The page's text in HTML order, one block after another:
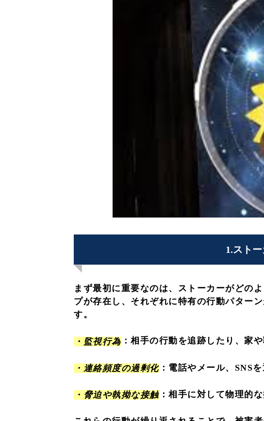
1.スト
まず最初に重要なのは、ストーカーがどの
プが存在し、それぞれに特有の行動パター
す。
・監視行為 ：相手の行動を追跡したり、家
・連絡頻度の過剰化：電話やメール、SNS
・脅迫や執拗な接触：相手に対して物理的